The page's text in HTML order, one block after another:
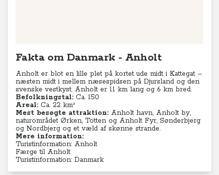
Fakta om Danmark - Anholt
Anholt er blot en lille plet på kortet ude midt i Kattegat –
næsten midt i mellem næsespidsen på Djursland og den
svenske vestkyst. Anholt er 11 km lang og 6 km bred.
Befolkningstal: Ca. 150
Areal: Ca. 22 km²
Mest besøgte attraktion: Anholt havn, Anholt by,
naturområdet Ørken, Totten og Anholt Fyr, Sønderbjerg
og Nordbjerg og et væld af skønne strande.
Mere information:
Turistinformation: Anholt
Færge til Anholt
Turistinformation: Danmark